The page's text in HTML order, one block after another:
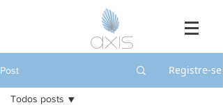
Post Registre-se
Todos posts